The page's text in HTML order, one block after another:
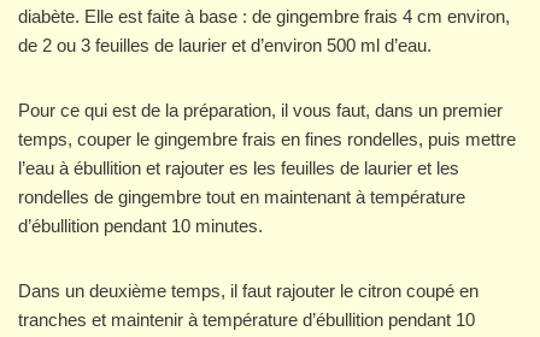
diabète. Elle est faite à base : de gingembre frais 4 cm environ,
de 2 ou 3 feuilles de laurier et d’environ 500 ml d’eau.
Pour ce qui est de la préparation, il vous faut, dans un premier
temps, couper le gingembre frais en fines rondelles, puis mettre
l’eau à ébullition et rajouter es les feuilles de laurier et les
rondelles de gingembre tout en maintenant à température
d’ébullition pendant 10 minutes.
Dans un deuxième temps, il faut rajouter le citron coupé en
tranches et maintenir à température d’ébullition pendant 10